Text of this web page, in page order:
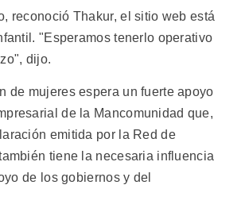
reconoció Thakur, el sitio web está
"Esperamos tenerlo operativo
dijo.
de mujeres espera un fuerte apoyo
de la Mancomunidad que,
emitida por la Red de
tiene la necesaria influencia
de los gobiernos y del